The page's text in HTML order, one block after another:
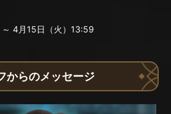
4月15日（火）13:59
からのメッセージ